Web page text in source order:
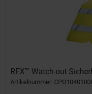
RFX™ Watch-out
Artikelnummer: